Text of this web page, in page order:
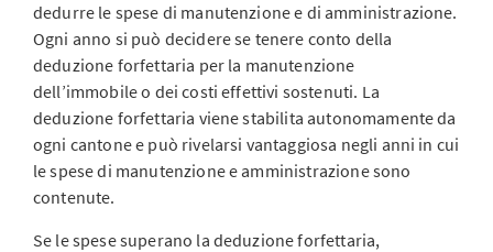
dedurre le spese di manutenzione e di amministrazione.
Ogni anno si può decidere se tenere conto della
deduzione forfettaria per la manutenzione
dell’immobile o dei costi effettivi sostenuti. La
deduzione forfettaria viene stabilita autonomamente da
ogni cantone e può rivelarsi vantaggiosa negli anni in cui
le spese di manutenzione e amministrazione sono
contenute.
Se le spese superano la deduzione forfettaria,